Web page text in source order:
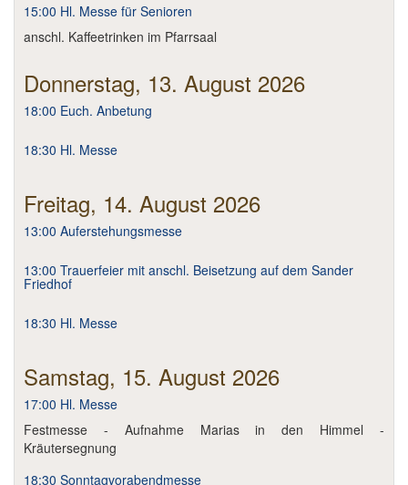
Im Überblick
15:00 Hl. Messe für Senioren
anschl. Kaffeetrinken im Pfarrsaal
Donnerstag, 13. August 2026
18:00 Euch. Anbetung
18:30 Hl. Messe
Freitag, 14. August 2026
13:00 Auferstehungsmesse
13:00 Trauerfeier mit anschl. Beisetzung auf dem Sander
Friedhof
18:30 Hl. Messe
Samstag, 15. August 2026
17:00 Hl. Messe
Festmesse - Aufnahme Marias in den Himmel -
Kräutersegnung
18:30 Sonntagvorabendmesse